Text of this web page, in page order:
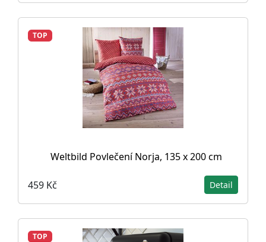
TOP
Weltbild Povlečení Norja, 135 x 200 cm
459 Kč Detail
TOP